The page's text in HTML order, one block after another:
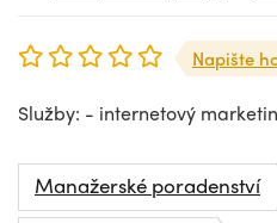
Napište
Služby: - internetový
Manažerské poradenství